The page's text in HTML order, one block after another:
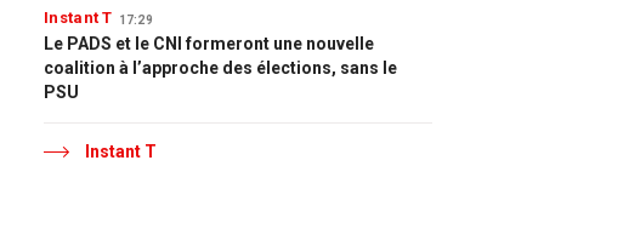
Instant T 17:29
Le PADS et le CNI formeront une nouvelle
coalition à l’approche des élections, sans le
PSU
Instant T